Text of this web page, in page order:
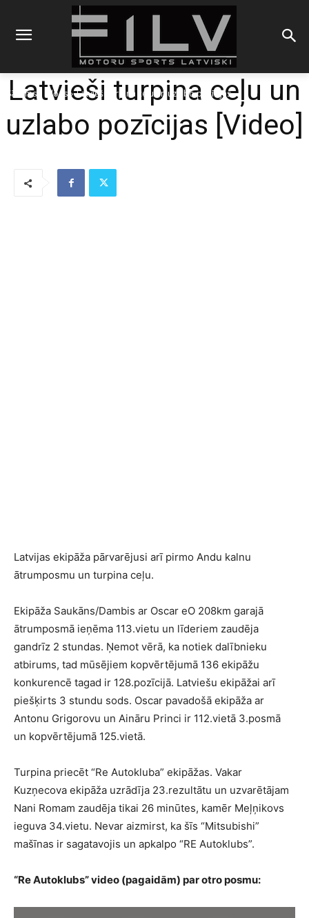
Sākums Blogs Latvieši turpina ceļu un uzlabo pozīcijas
Latvieši turpina ceļu un
uzlabo pozīcijas [Video]
Latvijas ekipāža pārvarējusi arī pirmo Andu kalnu
ātrumposmu un turpina ceļu.
Ekipāža Saukāns/Dambis ar Oscar eO 208km garajā
ātrumposmā ieņēma 113.vietu un līderiem zaudēja
gandrīz 2 stundas. Ņemot vērā, ka notiek dalībnieku
atbirums, tad mūsējiem kopvērtējumā 136 ekipāžu
konkurencē tagad ir 128.pozīcijā. Latviešu ekipāžai arī
piešķirts 3 stundu sods. Oscar pavadošā ekipāža ar
Antonu Grigorovu un Aināru Princi ir 112.vietā 3.posmā
un kopvērtējumā 125.vietā.
Turpina priecēt “Re Autokluba” ekipāžas. Vakar
Kuzņecova ekipāža uzrādīja 23.rezultātu un uzvarētājam
Nani Romam zaudēja tikai 26 minūtes, kamēr Meļņikovs
ieguva 34.vietu. Nevar aizmirst, ka šīs “Mitsubishi”
mašīnas ir sagatavojis un apkalpo “RE Autoklubs”.
“Re Autoklubs” video (pagaidām) par otro posmu: